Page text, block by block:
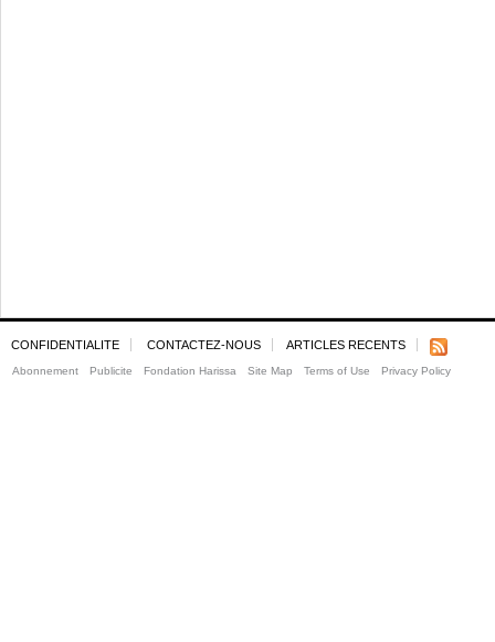
CONFIDENTIALITE CONTACTEZ-NOUS ARTICLES RECENTS
Abonnement Publicite Fondation Harissa Site Map Terms of Use Privacy Policy